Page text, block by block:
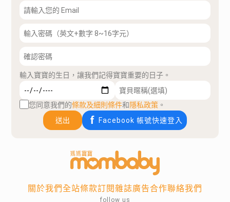
輸入寶寶的生日，讓我們記得寶寶重要的日子。
您同意我們的條款及細則條件和隱私政策 。
送出
Facebook 帳號快速登入
關於我們全站條款訂閱雜誌廣告合作聯絡我們
follow us